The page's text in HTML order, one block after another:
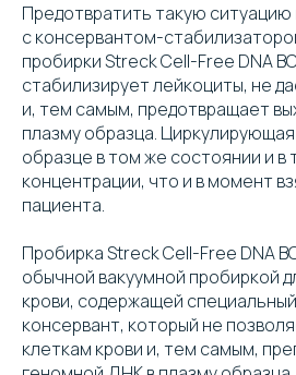
Предотвратить такую
с консервантом-
пробирки Streck Cell-Free DNA
стабилизирует лейкоциты, не
и, тем самым, предотвращает
плазму образца.
образце в том же состоянии и в
концентрации, что и в момент
пациента.
Пробирка Streck Cell-Free DNA
обычной вакуумной пробиркой
крови, содержащей
консервант, который не
клеткам крови и, тем самым,